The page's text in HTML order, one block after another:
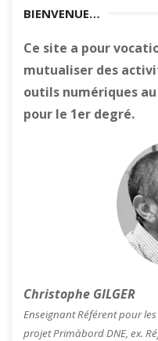
BIENVENUE…
Ce site a pour
mutualiser des
outils numériques
pour le 1er degré.
Christophe GILGER
Enseignant Référent pour
projet Primàbord DNE, ex.